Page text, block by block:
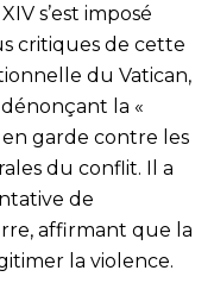
s’est imposé
critiques de cette
du Vatican,
la «
garde contre les
du conflit. Il a
de
affirmant que la
la violence.